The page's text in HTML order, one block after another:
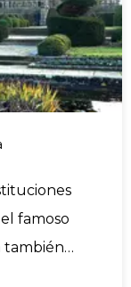
famoso
también